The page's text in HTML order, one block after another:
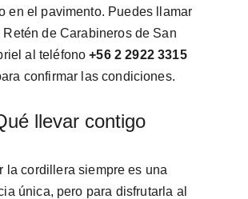
en el pavimento. Puedes llamar
Retén de Carabineros de San
al teléfono +56 2 2922 3315
confirmar las condiciones.
llevar contigo
la cordillera siempre es una
única, pero para disfrutarla al